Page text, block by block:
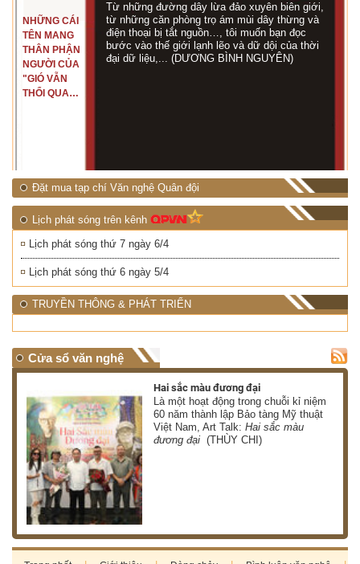
NHỮNG CÁI
TÊN MANG
THÂN PHẬN
NGƯỜI CỦA
"GIÓ VẪN
THỔI QUA
Từ những đường dây lừa đảo xuyên biên giới,
từ những căn phòng trọ ám mùi dây thừng và
điện thoại bị tắt nguồn…, tôi muốn bạn đọc
bước vào thế giới lạnh lẽo và dữ dội của thời
đại dữ liệu,... (DƯƠNG BÌNH NGUYÊN)
Đặt mua tạp chí Văn nghệ Quân đội
Lịch phát sóng trên kênh
Lịch phát sóng thứ 7 ngày 6/4
Lịch phát sóng thứ 6 ngày 5/4
TRUYỀN THÔNG & PHÁT TRIỂN
Cửa sổ văn nghệ
Hai sắc màu đương đại
Là một hoạt động trong chuỗi kỉ niệm
60 năm thành lập Bảo tàng Mỹ thuật
Việt Nam, Art Talk:Hai sắc màu
đương đại (THÙY CHI)